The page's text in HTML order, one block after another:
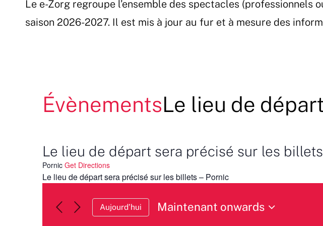
Le e-Zorg regroupe l’ensemble des spectacles (professionnels
saison 2026-2027. Il est mis à jour au fur et à mesure des
ÉvènementsLe lieu de
Le lieu de départ sera précisé sur les billets
Pornic Get Directions
Le lieu de départ sera précisé sur les billets – Pornic
Aujourd’hui
Maintenant onwards